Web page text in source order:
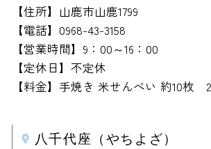
【住所】山鹿市山鹿1799
【電話】0968-43-3158
【営業時間】9：00～16：00
【定休日】不定休
【料金】手焼き 米せんべい 約10枚
八千代座（やちよざ）